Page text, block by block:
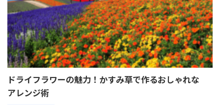
ドライフラワーの魅力！かすみ草で作るおしゃれな
アレンジ術